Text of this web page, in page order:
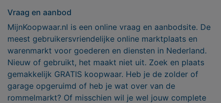
Vraag en aanbod
MijnKoopwaar.nl is een online vraag en aanbodsite. De
meest gebruikersvriendelijke online marktplaats en
warenmarkt voor goederen en diensten in Nederland.
Nieuw of gebruikt, het maakt niet uit. Zoek en plaats
gemakkelijk GRATIS koopwaar. Heb je de zolder of
garage opgeruimd of heb je wat over van de
rommelmarkt? Of misschien wil je wel jouw complete